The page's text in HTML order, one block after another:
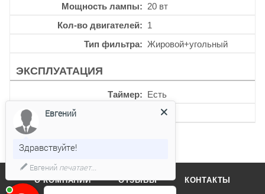
Мощность лампы
20 вт
Кол-во двигателей
1
Тип фильтра
Жировой+угольный
ЭКСПЛУАТАЦИЯ
Таймер
Есть
58 дб
О КОМПАНИИ ОТЗЫВЫ КОНТАКТЫ
Евгений
Здравствуйте!
Евгенийпечатает...